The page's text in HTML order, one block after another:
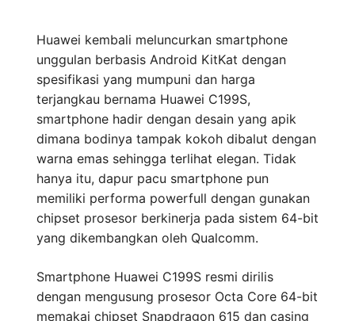
Huawei kembali meluncurkan smartphone
unggulan berbasis Android KitKat dengan
spesifikasi yang mumpuni dan harga
terjangkau bernama Huawei C199S,
smartphone hadir dengan desain yang apik
dimana bodinya tampak kokoh dibalut dengan
warna emas sehingga terlihat elegan. Tidak
hanya itu, dapur pacu smartphone pun
memiliki performa powerfull dengan gunakan
chipset prosesor berkinerja pada sistem 64-bit
yang dikembangkan oleh Qualcomm.
Smartphone Huawei C199S resmi dirilis
dengan mengusung prosesor Octa Core 64-bit
memakai chipset Snapdragon 615 dan casing